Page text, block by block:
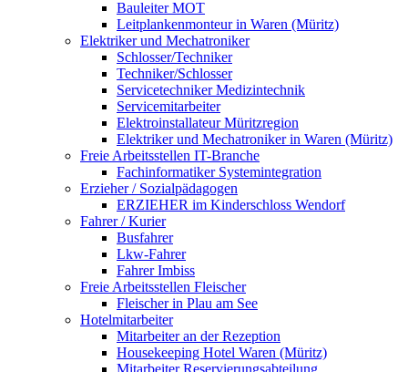
Bauleiter MOT
Leitplankenmonteur in Waren (Müritz)
Elektriker und Mechatroniker
Schlosser/Techniker
Techniker/Schlosser
Servicetechniker Medizintechnik
Servicemitarbeiter
Elektroinstallateur Müritzregion
Elektriker und Mechatroniker in Waren (Müritz)
Freie Arbeitsstellen IT-Branche
Fachinformatiker Systemintegration
Erzieher / Sozialpädagogen
ERZIEHER im Kinderschloss Wendorf
Fahrer / Kurier
Busfahrer
Lkw-Fahrer
Fahrer Imbiss
Freie Arbeitsstellen Fleischer
Fleischer in Plau am See
Hotelmitarbeiter
Mitarbeiter an der Rezeption
Housekeeping Hotel Waren (Müritz)
Mitarbeiter Reservierungsabteilung